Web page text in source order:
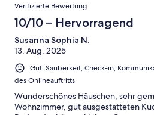
Verifizierte Bewertung
10/10 – Hervorragend
Susanna Sophia N.
13. Aug. 2025
Gut: Sauberkeit, Check-in,
des Onlineauftritts
Wunderschönes Häuschen, sehr
Wohnzimmer, gut ausgestatteten